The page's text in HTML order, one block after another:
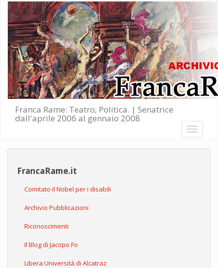
Salta al contenuto principale
Franca Rame: Teatro, Politica. | Senatrice
dall'aprile 2006 al gennaio 2008
Toggle
FrancaRame.it
Comitato il Nobel per i disabili
Archivio Pubblicazioni
Riconoscimenti
Il Blog di Jacopo Fo
Libera Università di Alcatraz